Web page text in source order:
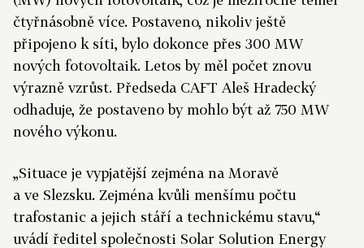
čtyřnásobně více. Postaveno, nikoliv ještě
připojeno k síti, bylo dokonce přes 300 MW
nových fotovoltaik. Letos by měl počet znovu
výrazně vzrůst. Předseda CAFT Aleš Hradecký
odhaduje, že postaveno by mohlo být až 750 MW
nového výkonu.
„Situace je vypjatější zejména na Moravě
a ve Slezsku. Zejména kvůli menšímu počtu
trafostanic a jejich stáří a technickému stavu,“
uvádí ředitel společnosti Solar Solution Energy